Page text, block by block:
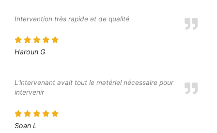
Intervention très rapide et de qualité
Haroun G
L'intervenant avait tout le matériel nécessaire pour
intervenir
Soan L